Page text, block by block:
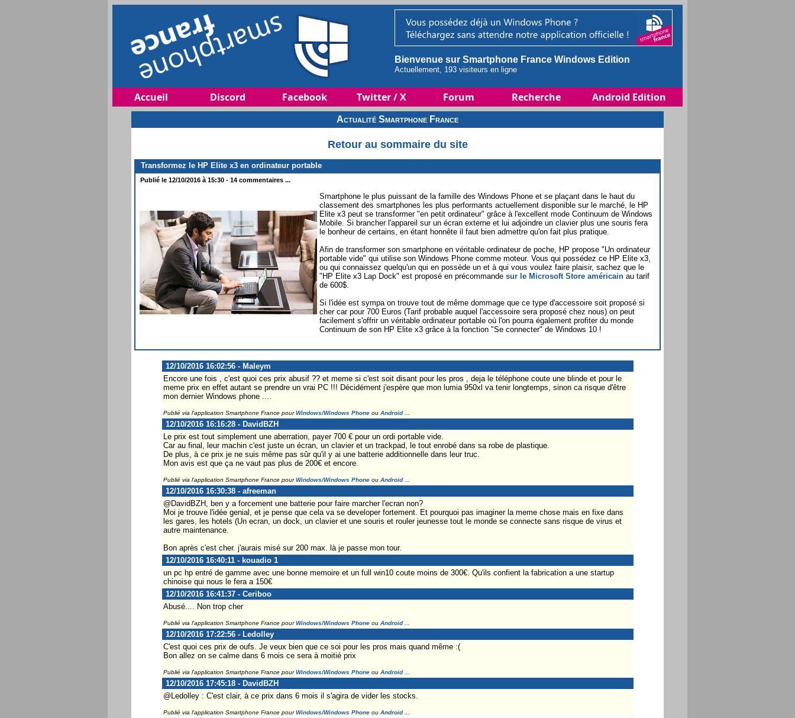
Bienvenue sur Smartphone France Windows Edition
Actuellement, 193 visiteurs en ligne
Accueil Discord Facebook Twitter / X Forum Recherche Android Edition
Actualité Smartphone France
Retour au sommaire du site
Transformez le HP Elite x3 en ordinateur portable
Publié le 12/10/2016 à 15:30 - 14 commentaires ...
Smartphone le plus puissant de la famille des Windows Phone et se plaçant dans le haut du
classement des smartphones les plus performants actuellement disponible sur le marché, le HP
Elite x3 peut se transformer "en petit ordinateur" grâce à l'excellent mode Continuum de Windows
Mobile. Si brancher l'appareil sur un écran externe et lui adjoindre un clavier plus une souris fera
le bonheur de certains, en étant honnête il faut bien admettre qu'on fait plus pratique.
Afin de transformer son smartphone en véritable ordinateur de poche, HP propose "Un ordinateur
portable vide" qui utilise son Windows Phone comme moteur. Vous qui possédez ce HP Elite x3,
ou qui connaissez quelqu'un qui en possède un et à qui vous voulez faire plaisir, sachez que le
"HP Elite x3 Lap Dock" est proposé en précommande sur le Microsoft Store américain au tarif
de 600$.
Si l'idée est sympa on trouve tout de même dommage que ce type d'accessoire soit proposé si
cher car pour 700 Euros (Tarif probable auquel l'accessoire sera proposé chez nous) on peut
facilement s'offrir un véritable ordinateur portable où l'on pourra également profiter du monde
Continuum de son HP Elite x3 grâce à la fonction "Se connecter" de Windows 10 !
12/10/2016 16:02:56 - Maleym
Encore une fois , c'est quoi ces prix abusif ?? et meme si c'est soit disant pour les pros , deja le téléphone coute une blinde et pour le
meme prix en effet autant se prendre un vrai PC !!! Décidément j'espère que mon lumia 950xl va tenir longtemps, sinon ca risque d'être
mon dernier Windows phone ....
Publié via l'application Smartphone France pourWindows/Windows Phoneou Android...
12/10/2016 16:16:28 - DavidBZH
Le prix est tout simplement une aberration, payer 700 € pour un ordi portable vide.
Car au final, leur machin c'est juste un écran, un clavier et un trackpad, le tout enrobé dans sa robe de plastique.
De plus, à ce prix je ne suis même pas sûr qu'il y ai une batterie additionnelle dans leur truc.
Mon avis est que ça ne vaut pas plus de 200€ et encore.
Publié via l'application Smartphone France pourWindows/Windows Phoneou Android...
12/10/2016 16:30:38 - afreeman
@DavidBZH, ben y a forcement une batterie pour faire marcher l'ecran non?
Moi je trouve l'idée genial, et je pense que cela va se developer fortement. Et pourquoi pas imaginer la meme chose mais en fixe dans
les gares, les hotels (Un ecran, un dock, un clavier et une souris et rouler jeunesse tout le monde se connecte sans risque de virus et
autre maintenance.
Bon après c'est cher. j'aurais misé sur 200 max. là je passe mon tour.
12/10/2016 16:40:11 - kouadio 1
un pc hp entré de gamme avec une bonne memoire et un full win10 coute moins de 300€. Qu'ils confient la fabrication a une startup
chinoise qui nous le fera a 150€
12/10/2016 16:41:37 - Ceriboo
Abusé.... Non trop cher
Publié via l'application Smartphone France pourWindows/Windows Phoneou Android...
12/10/2016 17:22:56 - Ledolley
C'est quoi ces prix de oufs. Je veux bien que ce soi pour les pros mais quand même :(
Bon allez on se calme dans 6 mois ce sera à moitié prix
Publié via l'application Smartphone France pourWindows/Windows Phoneou Android...
12/10/2016 17:45:18 - DavidBZH
@Ledolley : C'est clair, à ce prix dans 6 mois il s'agira de vider les stocks.
Publié via l'application Smartphone France pourWindows/Windows Phoneou Android...